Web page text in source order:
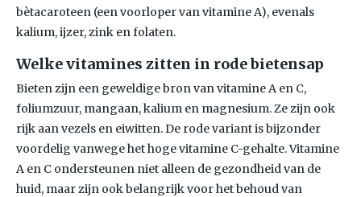
bètacaroteen (een voorloper van vitamine A), evenals
kalium, ijzer, zink en folaten.
Welke vitamines zitten in rode bietensap
Bieten zijn een geweldige bron van vitamine A en C,
foliumzuur, mangaan, kalium en magnesium. Ze zijn ook
rijk aan vezels en eiwitten. De rode variant is bijzonder
voordelig vanwege het hoge vitamine C-gehalte. Vitamine
A en C ondersteunen niet alleen de gezondheid van de
huid, maar zijn ook belangrijk voor het behoud van